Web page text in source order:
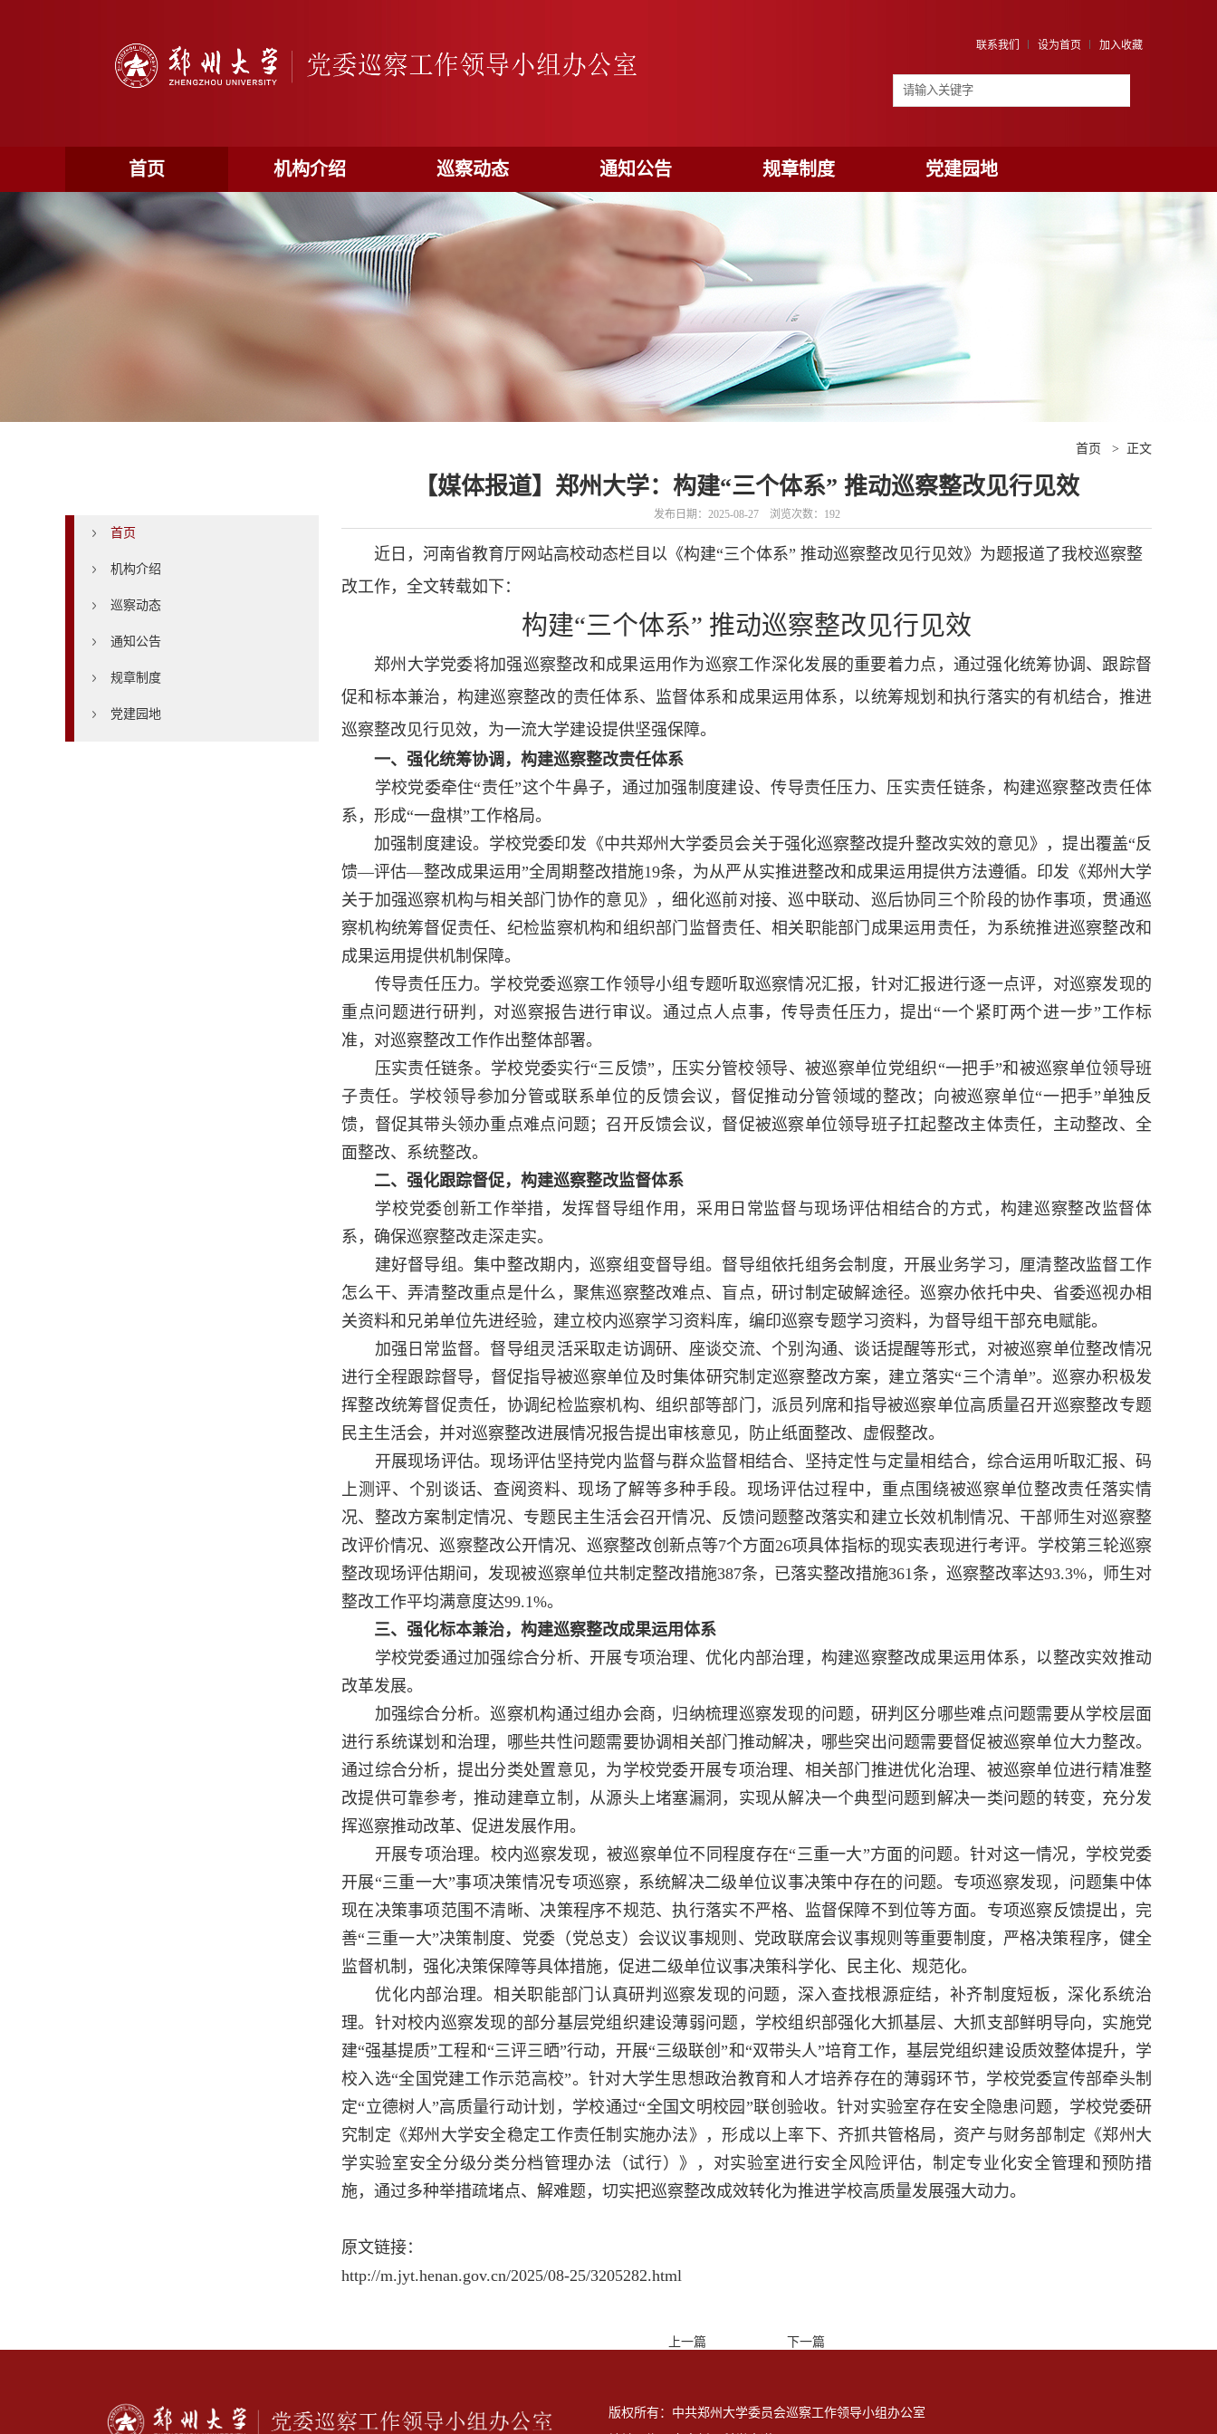
联系我们 设为首页 加入收藏
首页 机构介绍 巡察动态 通知公告 规章制度 党建园地
首页
机构介绍
巡察动态
通知公告
规章制度
党建园地
首页 > 正文
【媒体报道】郑州大学：构建“三个体系” 推动巡察整改见行见效
发布日期：2025-08-27 浏览次数： 192
近日，河南省教育厅网站高校动态栏目以《构建“三个体系” 推动巡察整改见行见效》为题报道了我校巡察整
改工作，全文转载如下：
构建“三个体系” 推动巡察整改见行见效
郑州大学党委将加强巡察整改和成果运用作为巡察工作深化发展的重要着力点，通过强化统筹协调、跟踪督
促和标本兼治，构建巡察整改的责任体系、监督体系和成果运用体系，以统筹规划和执行落实的有机结合，推进
巡察整改见行见效，为一流大学建设提供坚强保障。
一、强化统筹协调，构建巡察整改责任体系
学校党委牵住“责任”这个牛鼻子，通过加强制度建设、传导责任压力、压实责任链条，构建巡察整改责任体
系，形成“一盘棋”工作格局。
加强制度建设。学校党委印发《中共郑州大学委员会关于强化巡察整改提升整改实效的意见》，提出覆盖“反
馈—评估—整改成果运用”全周期整改措施19条，为从严从实推进整改和成果运用提供方法遵循。印发《郑州大学
关于加强巡察机构与相关部门协作的意见》，细化巡前对接、巡中联动、巡后协同三个阶段的协作事项，贯通巡
察机构统筹督促责任、纪检监察机构和组织部门监督责任、相关职能部门成果运用责任，为系统推进巡察整改和
成果运用提供机制保障。
传导责任压力。学校党委巡察工作领导小组专题听取巡察情况汇报，针对汇报进行逐一点评，对巡察发现的
重点问题进行研判，对巡察报告进行审议。通过点人点事，传导责任压力，提出“一个紧盯两个进一步”工作标
准，对巡察整改工作作出整体部署。
压实责任链条。学校党委实行“三反馈”，压实分管校领导、被巡察单位党组织“一把手”和被巡察单位领导班
子责任。学校领导参加分管或联系单位的反馈会议，督促推动分管领域的整改；向被巡察单位“一把手”单独反
馈，督促其带头领办重点难点问题；召开反馈会议，督促被巡察单位领导班子扛起整改主体责任，主动整改、全
面整改、系统整改。
二、强化跟踪督促，构建巡察整改监督体系
学校党委创新工作举措，发挥督导组作用，采用日常监督与现场评估相结合的方式，构建巡察整改监督体
系，确保巡察整改走深走实。
建好督导组。集中整改期内，巡察组变督导组。督导组依托组务会制度，开展业务学习，厘清整改监督工作
怎么干、弄清整改重点是什么，聚焦巡察整改难点、盲点，研讨制定破解途径。巡察办依托中央、省委巡视办相
关资料和兄弟单位先进经验，建立校内巡察学习资料库，编印巡察专题学习资料，为督导组干部充电赋能。
加强日常监督。督导组灵活采取走访调研、座谈交流、个别沟通、谈话提醒等形式，对被巡察单位整改情况
进行全程跟踪督导，督促指导被巡察单位及时集体研究制定巡察整改方案，建立落实“三个清单”。巡察办积极发
挥整改统筹督促责任，协调纪检监察机构、组织部等部门，派员列席和指导被巡察单位高质量召开巡察整改专题
民主生活会，并对巡察整改进展情况报告提出审核意见，防止纸面整改、虚假整改。
开展现场评估。现场评估坚持党内监督与群众监督相结合、坚持定性与定量相结合，综合运用听取汇报、码
上测评、个别谈话、查阅资料、现场了解等多种手段。现场评估过程中，重点围绕被巡察单位整改责任落实情
况、整改方案制定情况、专题民主生活会召开情况、反馈问题整改落实和建立长效机制情况、干部师生对巡察整
改评价情况、巡察整改公开情况、巡察整改创新点等7个方面26项具体指标的现实表现进行考评。学校第三轮巡察
整改现场评估期间，发现被巡察单位共制定整改措施387条，已落实整改措施361条，巡察整改率达93.3%，师生对
整改工作平均满意度达99.1%。
三、强化标本兼治，构建巡察整改成果运用体系
学校党委通过加强综合分析、开展专项治理、优化内部治理，构建巡察整改成果运用体系，以整改实效推动
改革发展。
加强综合分析。巡察机构通过组办会商，归纳梳理巡察发现的问题，研判区分哪些难点问题需要从学校层面
进行系统谋划和治理，哪些共性问题需要协调相关部门推动解决，哪些突出问题需要督促被巡察单位大力整改。
通过综合分析，提出分类处置意见，为学校党委开展专项治理、相关部门推进优化治理、被巡察单位进行精准整
改提供可靠参考，推动建章立制，从源头上堵塞漏洞，实现从解决一个典型问题到解决一类问题的转变，充分发
挥巡察推动改革、促进发展作用。
开展专项治理。校内巡察发现，被巡察单位不同程度存在“三重一大”方面的问题。针对这一情况，学校党委
开展“三重一大”事项决策情况专项巡察，系统解决二级单位议事决策中存在的问题。专项巡察发现，问题集中体
现在决策事项范围不清晰、决策程序不规范、执行落实不严格、监督保障不到位等方面。专项巡察反馈提出，完
善“三重一大”决策制度、党委（党总支）会议议事规则、党政联席会议事规则等重要制度，严格决策程序，健全
监督机制，强化决策保障等具体措施，促进二级单位议事决策科学化、民主化、规范化。
优化内部治理。相关职能部门认真研判巡察发现的问题，深入查找根源症结，补齐制度短板，深化系统治
理。针对校内巡察发现的部分基层党组织建设薄弱问题，学校组织部强化大抓基层、大抓支部鲜明导向，实施党
建“强基提质”工程和“三评三晒”行动，开展“三级联创”和“双带头人”培育工作，基层党组织建设质效整体提升，学
校入选“全国党建工作示范高校”。针对大学生思想政治教育和人才培养存在的薄弱环节，学校党委宣传部牵头制
定“立德树人”高质量行动计划，学校通过“全国文明校园”联创验收。针对实验室存在安全隐患问题，学校党委研
究制定《郑州大学安全稳定工作责任制实施办法》，形成以上率下、齐抓共管格局，资产与财务部制定《郑州大
学实验室安全分级分类分档管理办法（试行）》，对实验室进行安全风险评估，制定专业化安全管理和预防措
施，通过多种举措疏堵点、解难题，切实把巡察整改成效转化为推进学校高质量发展强大动力。
原文链接：
http://m.jyt.henan.gov.cn/2025/08-25/3205282.html
上一篇 下一篇
版权所有：中共郑州大学委员会巡察工作领导小组办公室